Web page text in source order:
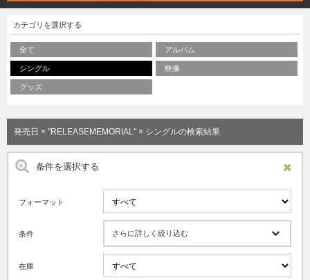
カテゴリを選択する
全て アルバム
シングル 映像
グッズ
発売日 × "RELEASEMEMORIAL" × シングルの検索結果
条件を選択する
フォーマット
条件 さらに詳しく絞り込む
在庫